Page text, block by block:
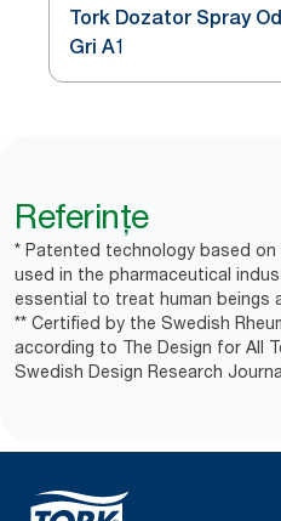
Tork Dozator Spray
Gri A1
Referințe
* Patented technology based
used in the pharmaceutical
essential to treat human beings
** Certified by the Swedish
according to The Design for All
Swedish Design Research